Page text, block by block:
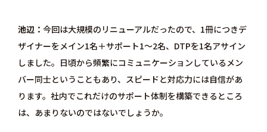
池辺
今回は大規模のリニューアルだったので、1冊につきデ
ザイナーをメイン1名＋サポート1～2名、DTPを1名アサイン
しました。日頃から頻繁にコミュニケーションしているメン
バー同士ということもあり、スピードと対応力には自信があ
ります。社内でこれだけのサポート体制を構築できるところ
は、あまりないのではないでしょうか。